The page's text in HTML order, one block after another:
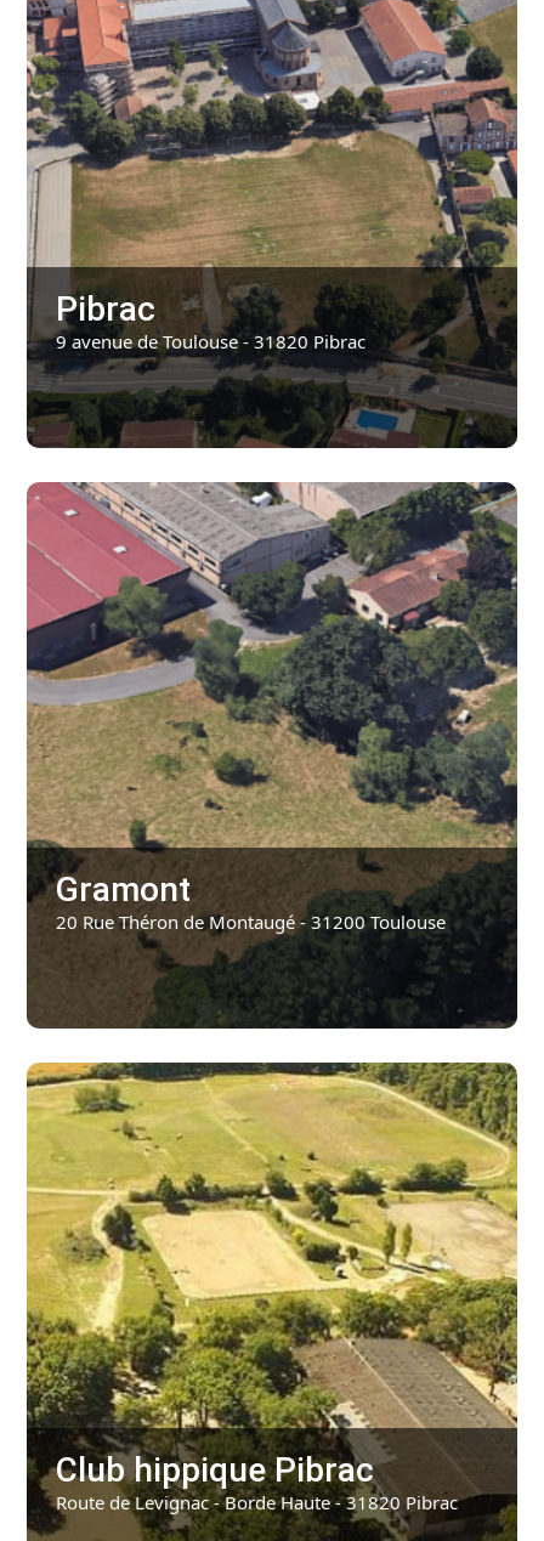
Pibrac
9 avenue de Toulouse - 31820 Pibrac
Gramont
20 Rue Théron de Montaugé - 31200 Toulouse
Club hippique Pibrac
Route de Levignac - Borde Haute - 31820 Pibrac